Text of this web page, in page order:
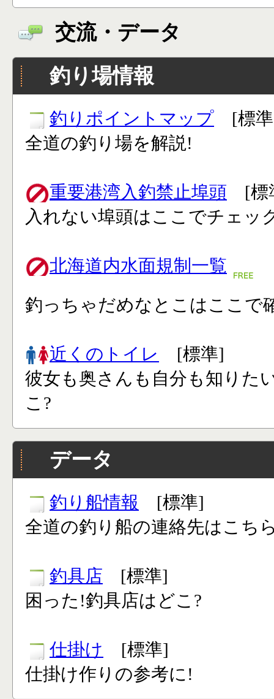
交流・データ
釣り場情報
釣りポイントマップ [標
全道の釣り場を解説!
重要港湾入釣禁止埠頭 [標
入れない埠頭はここでチェッ
北海道内水面規制一覧
釣っちゃだめなとこはここで
近くのトイレ
[標準]
彼女も奥さんも自分も知りた
こ?
データ
釣り船情報 [標準]
全道の釣り船の連絡先はこち
釣具店 [標準]
困った!釣具店はどこ?
仕掛け [標準]
仕掛け作りの参考に!